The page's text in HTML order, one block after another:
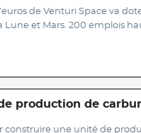
de Venturi Space va
et Mars. 200 emplois
production de
construire une unité de